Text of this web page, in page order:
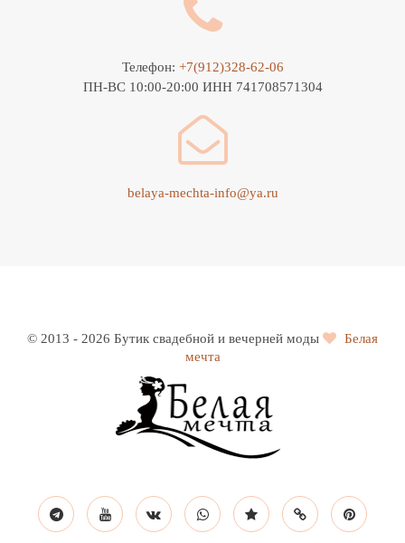
Телефон: +7(912)328-62-06
ПН-ВС 10:00-20:00 ИНН 741708571304
belaya-mechta-info@ya.ru
© 2013 - 2026 Бутик свадебной и вечерней моды
Белая
мечта